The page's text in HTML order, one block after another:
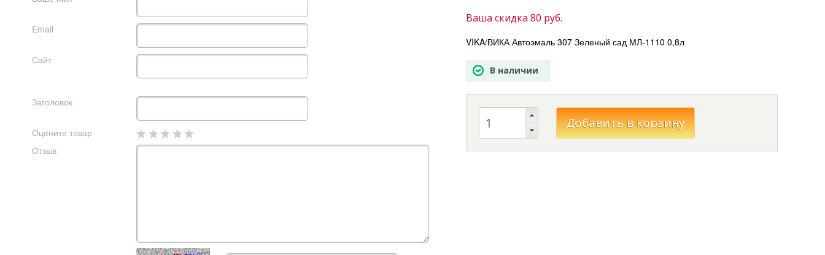
Ваша скидка 80 руб.
VIKA/ВИКА Автоэмаль 307 Зеленый сад МЛ-1110 0,8л
В наличии
Email
Сайт
Заголовок
Оцените товар
Отзыв